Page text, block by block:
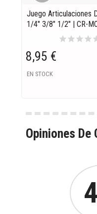
Juego Articulaciones
1/4" 3/8" 1/2" | CR-
starstarstarstar
8,95 €
EN STOCK
Opiniones De